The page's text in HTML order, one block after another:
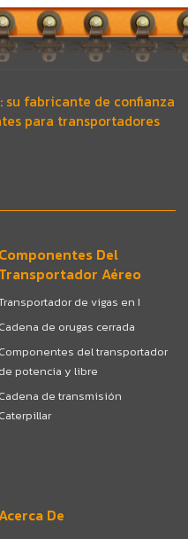
su fabricante de confianza
para transportadores
Componentes Del
Transportador Aéreo
de vigas en I
Cadena de orugas cerrada
Componentes del transportador
de potencia y libre
Cadena de transmisión
Caterpillar
De